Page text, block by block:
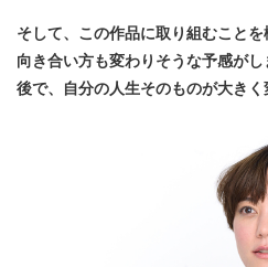
そして、この作品に取り組むこと
向き合い方も変わりそうな予感がし
後で、自分の人生そのものが大きく